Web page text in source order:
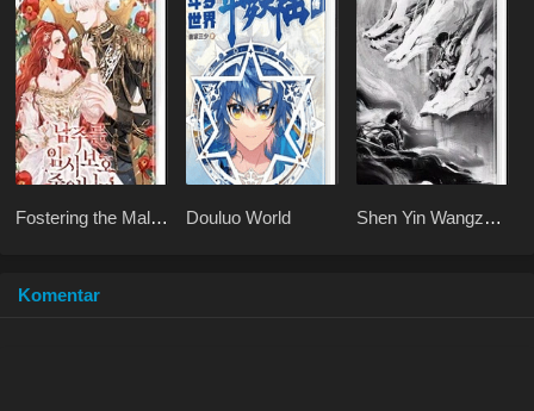
Fostering the Male
Douluo World
Shen Yin Wangzuo
Komentar